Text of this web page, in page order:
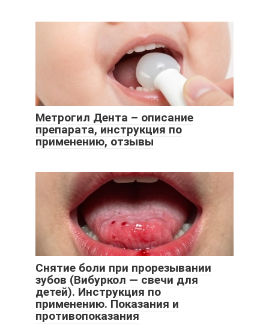
Метрогил Дента – описание
препарата, инструкция по
применению, отзывы
Снятие боли при прорезывании
зубов (Вибуркол — свечи для
детей). Инструкция по
применению. Показания и
противопоказания